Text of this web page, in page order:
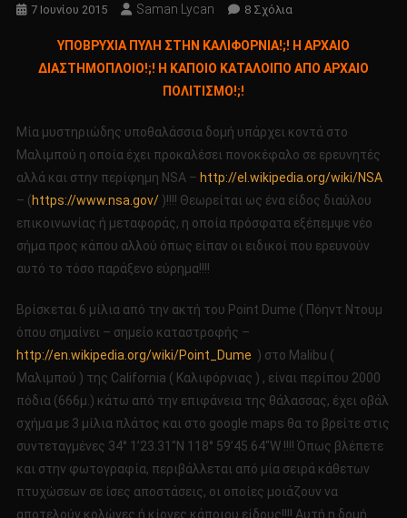
7 Ιουνίου 2015 Saman Lycan 8 ΣχόλιαΣτο
ΠΥΛΗ
ΣΤΗΝ
ΑΡΧΑΙΟ
ΔΙΑΣΤΗΜΟΠΛΟΙΟ!;!
Η
ΚΑΠΟΙΟ
ΚΑΤΑΛΟΙΠΟ
ΥΠΟΒΡΥΧΙΑ ΠΥΛΗ ΣΤΗΝ ΚΑΛΙΦΟΡΝΙΑ!;! Η ΑΡΧΑΙΟ
ΔΙΑΣΤΗΜΟΠΛΟΙΟ!;! Η ΚΑΠΟΙΟ ΚΑΤΑΛΟΙΠΟ ΑΠΟ ΑΡΧΑΙΟ
ΠΟΛΙΤΙΣΜΟ!;!
Μία μυστηριώδης υποθαλάσσια δομή υπάρχει κοντά στο
Μαλιμπού η οποία έχει προκαλέσει πονοκέφαλο σε ερευνητές
αλλά και στην περίφημη ΝSA – http://el.wikipedia.org/wiki/NSA
– (https://www.nsa.gov/)!!!! Θεωρείται ως ένα είδος διαύλου
επικοινωνίας ή μεταφοράς, η οποία πρόσφατα εξέπεμψε νέο
σήμα προς κάπου αλλού όπως είπαν οι ειδικοί που ερευνούν
αυτό το τόσο παράξενο εύρημα!!!!
Βρίσκεται 6 μίλια από την ακτή του Point Dume ( Πόηντ Ντουμ
όπου σημαίνει – σημείο καταστροφής –
http://en.wikipedia.org/wiki/Point_Dume ) στο Malibu (
Μαλιμπού ) της California ( Καλιφόρνιας ) , είναι περίπου 2000
πόδια (666μ.) κάτω από την επιφάνεια της θάλασσας, έχει οβάλ
σχήμα με 3 μίλια πλάτος και στο google maps θα το βρείτε στις
συντεταγμένες 34° 1’23.31″N 118° 59’45.64″W !!!! Όπως βλέπετε
και στην φωτογραφία, περιβάλλεται από μία σειρά κάθετων
πτυχώσεων σε ίσες αποστάσεις, οι οποίες μοιάζουν να
αποτελούν κολώνες ή κίονες κάποιου είδους!!!! Αυτή η δομή